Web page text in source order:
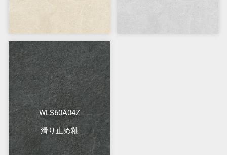
WLS60A04Z
滑り止め釉